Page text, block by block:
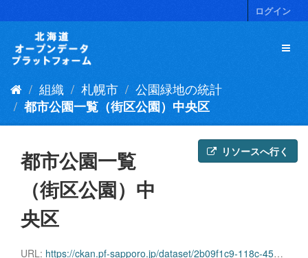
キ
ログイン
組織 札幌市
公園緑地の統計
都市公園一覧（街区公園）中央区
リソースへ行く
都市公園一覧
（街区公園）中
央区
URL: https://ckan.pf-sapporo.jp/dataset/2b09f1c9-118c-4507-9c75-a1a487b11c0b/resource/ddb999ae-fa04-424e-aed1-7c69bc71a93f/download/29-2-9-1.csv